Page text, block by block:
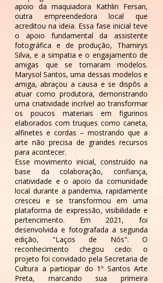
apoio da maquiadora Kathlin Fersan,
outra empreendedora local que
acreditou na ideia. Essa fase inicial teve
o apoio fundamental da assistente
fotográfica e de produção, Thamirys
Silva, e a simpatia e o engajamento de
amigas que se tornaram modelos.
Marysol Santos, uma dessas modelos e
amiga, abraçou a causa e se dispôs a
atuar como produtora, demonstrando
uma criatividade incrível ao transformar
os poucos materiais em figurinos
elaborados com truques como caneta,
alfinetes e cordas – mostrando que a
arte não precisa de grandes recursos
para acontecer.
Esse movimento inicial, construído na
base da colaboração, confiança,
criatividade e o apoio da comunidade
local durante a pandemia, rapidamente
cresceu e se transformou em uma
plataforma de expressão, visibilidade e
pertencimento. Em 2021, foi
desenvolvida e fotografada a segunda
edição, "Laços de Nós". O
reconhecimento chegou cedo: o
projeto foi convidado pela Secretaria de
Cultura a participar do 1º Santos Arte
Preta, marcando sua primeira